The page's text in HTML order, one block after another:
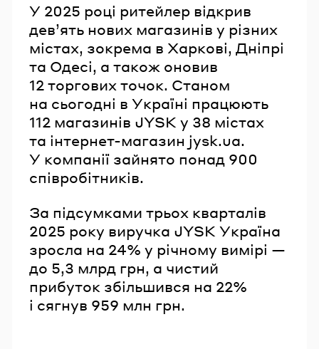
У 2025 році ритейлер відкрив
дев’ять нових магазинів у різних
містах, зокрема в Харкові, Дніпрі
та Одесі, а також оновив
12 торгових точок. Станом
на сьогодні в Україні працюють
112 магазинів JYSK у 38 містах
та інтернет-магазин jysk.ua.
У компанії зайнято понад 900
співробітників.
За підсумками трьох кварталів
2025 року виручка JYSK Україна
зросла на 24% у річному вимірі —
до 5,3 млрд грн, а чистий
прибуток збільшився на 22%
і сягнув 959 млн грн.